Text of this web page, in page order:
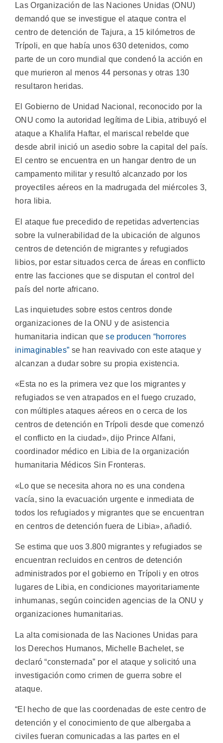
Las Organización de las Naciones Unidas (ONU)
demandó que se investigue el ataque contra el
centro de detención de Tajura, a 15 kilómetros de
Trípoli, en que había unos 630 detenidos, como
parte de un coro mundial que condenó la acción en
que murieron al menos 44 personas y otras 130
resultaron heridas.
El Gobierno de Unidad Nacional, reconocido por la
ONU como la autoridad legítima de Libia, atribuyó el
ataque a Khalifa Haftar, el mariscal rebelde que
desde abril inició un asedio sobre la capital del país.
El centro se encuentra en un hangar dentro de un
campamento militar y resultó alcanzado por los
proyectiles aéreos en la madrugada del miércoles 3,
hora libia.
El ataque fue precedido de repetidas advertencias
sobre la vulnerabilidad de la ubicación de algunos
centros de detención de migrantes y refugiados
libios, por estar situados cerca de áreas en conflicto
entre las facciones que se disputan el control del
país del norte africano.
Las inquietudes sobre estos centros donde
organizaciones de la ONU y de asistencia
humanitaria indican quese producen “horrores
inimaginables” se han reavivado con este ataque y
alcanzan a dudar sobre su propia existencia.
«Esta no es la primera vez que los migrantes y
refugiados se ven atrapados en el fuego cruzado,
con múltiples ataques aéreos en o cerca de los
centros de detención en Trípoli desde que comenzó
el conflicto en la ciudad», dijo Prince Alfani,
coordinador médico en Libia de la organización
humanitaria Médicos Sin Fronteras.
«Lo que se necesita ahora no es una condena
vacía, sino la evacuación urgente e inmediata de
todos los refugiados y migrantes que se encuentran
en centros de detención fuera de Libia», añadió.
Se estima que uos 3.800 migrantes y refugiados se
encuentran recluidos en centros de detención
administrados por el gobierno en Trípoli y en otros
lugares de Libia, en condiciones mayoritariamente
inhumanas, según coinciden agencias de la ONU y
organizaciones humanitarias.
La alta comisionada de las Naciones Unidas para
los Derechos Humanos, Michelle Bachelet, se
declaró “consternada” por el ataque y solicitó una
investigación como crimen de guerra sobre el
ataque.
“El hecho de que las coordenadas de este centro de
detención y el conocimiento de que albergaba a
civiles fueran comunicadas a las partes en el